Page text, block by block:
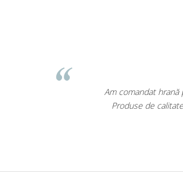
mea și a fost livrată a doua zi!
impecabil. Recomand cu drag!